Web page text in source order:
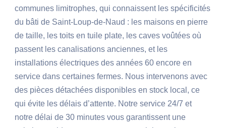
communes limitrophes, qui connaissent les spécificités
du bâti de Saint-Loup-de-Naud : les maisons en pierre
de taille, les toits en tuile plate, les caves voûtées où
passent les canalisations anciennes, et les
installations électriques des années 60 encore en
service dans certaines fermes. Nous intervenons avec
des pièces détachées disponibles en stock local, ce
qui évite les délais d’attente. Notre service 24/7 et
notre délai de 30 minutes vous garantissent une